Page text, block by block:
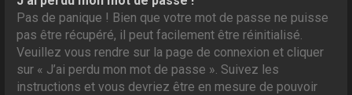
Pas de panique ! Bien que votre mot de passe ne puisse
pas être récupéré, il peut facilement être réinitialisé.
Veuillez vous rendre sur la page de connexion et cliquer
sur « J’ai perdu mon mot de passe ». Suivez les
instructions et vous devriez être en mesure de pouvoir